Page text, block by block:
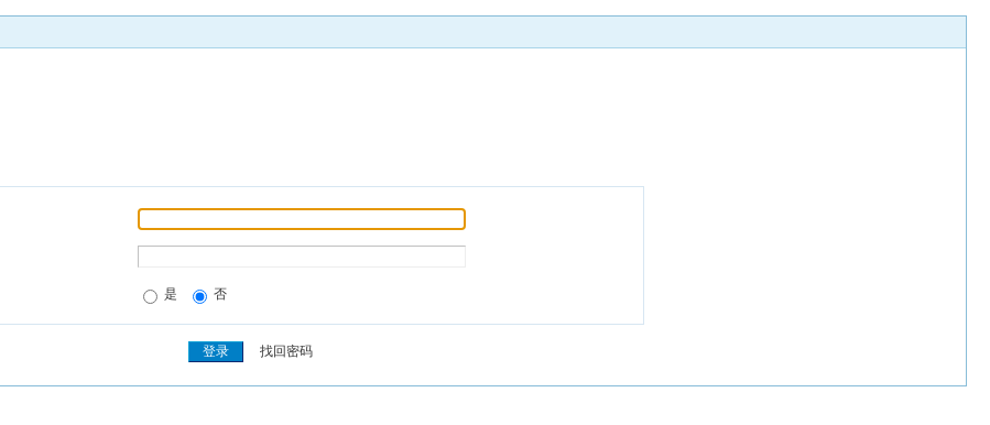
是 否
找回密码